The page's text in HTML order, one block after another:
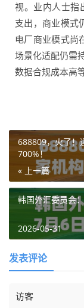
视。业内人士指
支出，商业模式
电厂商业模式尚
场景化适配仍需
数据合规成本高
688809，火了！
700%！
« 上一篇
韩国外汇委员会
2026-05-31
发表评论